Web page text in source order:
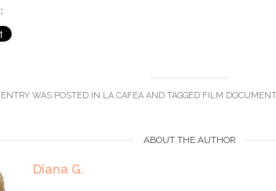
WAS POSTED IN LA CAFEAAND TAGGED FILM
ABOUT THE AUTHOR
Diana G.